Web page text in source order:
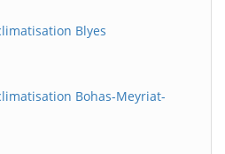
Blyes
Bohas-Meyriat-